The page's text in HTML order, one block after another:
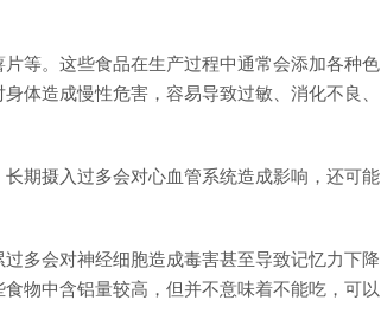
等。这些食品在生产过程中通常会添加各种色
体造成慢性危害，容易导致过敏、消化不良、
期摄入过多会对心血管系统造成影响，还可能
多会对神经细胞造成毒害甚至导致记忆力下降
物中含铝量较高，但并不意味着不能吃，可以